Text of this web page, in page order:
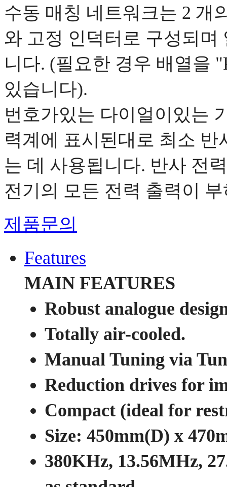
수동 매칭 네트워크는 2 개
와 고정 인덕터로 구성되
니다. (필요한 경우 배열을
있습니다).
번호가있는 다이얼이있는
력계에 표시된대로 최소
는 데 사용됩니다. 반사 전
전기의 모든 전력 출력이
제품문의
Features
MAIN FEATURES
Robust analogue
Totally air-cooled.
Manual Tuning via
Reduction drives for
Compact (ideal for
Size: 450mm(D) x
380KHz, 13.56MHz,